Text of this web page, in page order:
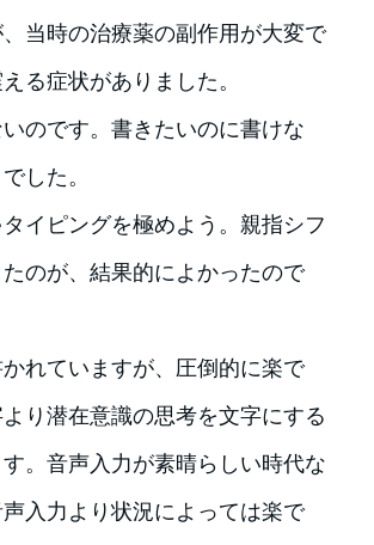
当時の治療薬の副作用が大変で
る症状がありました。
のです。書きたいのに書けな
した。
イピングを極めよう。親指シフ
たのが、結果的によかったので
れていますが、圧倒的に楽で
り潜在意識の思考を文字にする
。音声入力が素晴らしい時代な
入力より状況によっては楽で